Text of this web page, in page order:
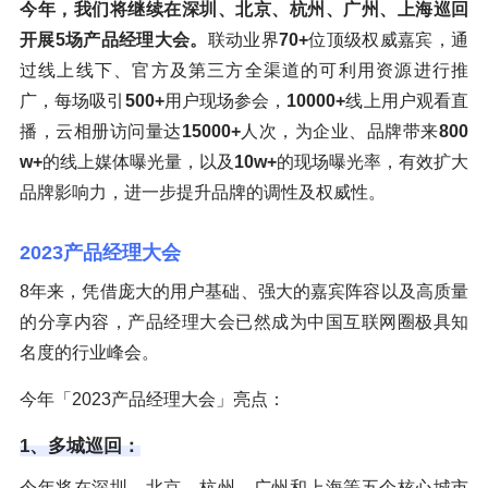
今年，我们将继续在深圳、北京、杭州、广州、上海巡回
开展5场产品经理大会。 联动业界70+位顶级权威嘉宾，通
过线上线下、官方及第三方全渠道的可利用资源进行推
广，每场吸引 500+用户现场参会， 10000+线上用户观看直
播，云相册访问量达15000+人次，为企业、品牌带来800
w+的线上媒体曝光量，以及 10w+的现场曝光率，有效扩大
品牌影响力，进一步提升品牌的调性及权威性。
2023产品经理大会
8年来，凭借庞大的用户基础、强大的嘉宾阵容以及高质量
的分享内容，产品经理大会已然成为中国互联网圈极具知
名度的行业峰会。
今年「2023产品经理大会」亮点：
1、多城巡回：